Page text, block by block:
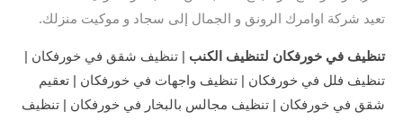
تعيد شركة اوامرك الرونق و الجمال إلى سجاد و موكيت منزلك.
تنظيف في خورفكان لتنظيف الكنب | تنظيف شقق في خورفكان |
تنظيف فلل في خورفكان | تنظيف واجهات في خورفكان | تعقيم
شقق في خورفكان | تنظيف مجالس بالبخار في خورفكان | تنظيف